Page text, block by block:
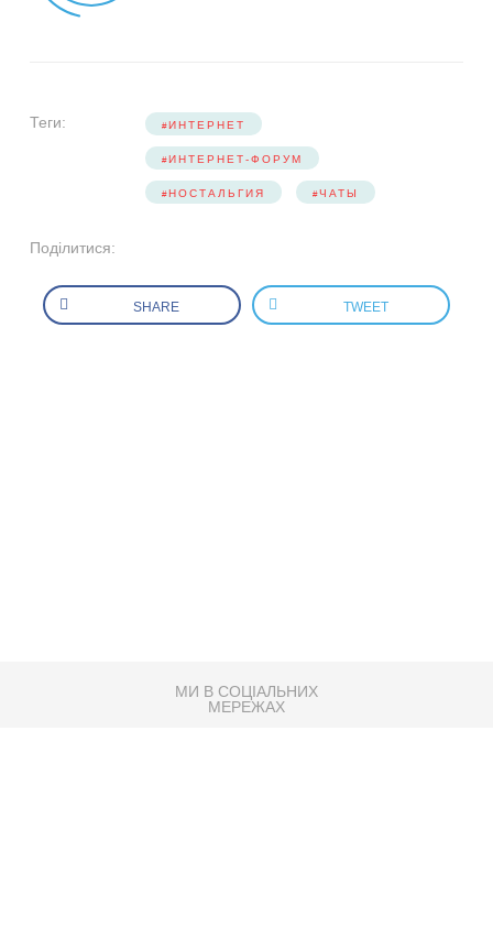
Теги: ИНТЕРНЕТ
ИНТЕРНЕТ-ФОРУМ
НОСТАЛЬГИЯ ЧАТЫ
Поділитися:
SHARE TWEET
МИ В СОЦІАЛЬНИХ
МЕРЕЖАХ